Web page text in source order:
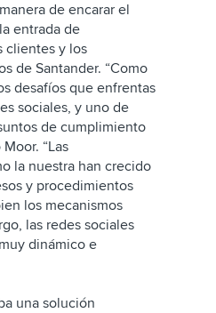
de encarar el
entrada de
clientes y los
de Santander. “Como
desafíos que enfrentas
sociales, y uno de
de cumplimiento
“Las
la nuestra han crecido
y procedimientos
los mecanismos
las redes sociales
dinámico e
una solución